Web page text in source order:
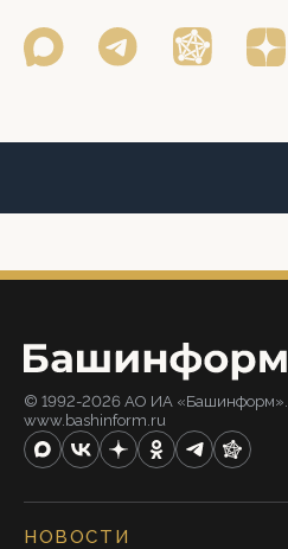
© 1992-2026 АО ИА «Башинформ».
www.bashinform.ru
НОВОСТИ